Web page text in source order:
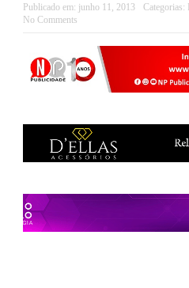
Publicado em: junho 11, 2013 Categorias:
No Comments